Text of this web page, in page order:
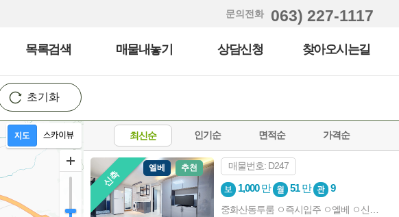
문의전화 063) 227-1117
목록검색 매물내놓기 상담신청 찾아오시는길
초기화
최신순 인기순 면적순 가격순
신축
엘베 추천 매물번호: D247
1,000만 51만 9